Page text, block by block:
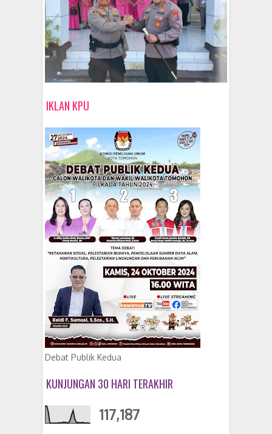
IKLAN KPU
Debat Publik Kedua
KUNJUNGAN 30 HARI TERAKHIR
117,187